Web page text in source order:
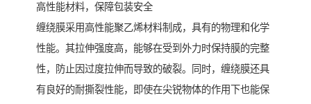
高性能材料，保障包装安全
缠绕膜采用高性能聚乙烯材料制成，具有的物理和化学
性能。其拉伸强度高，能够在受到外力时保持膜的完整
性，防止因过度拉伸而导致的破裂。同时，缠绕膜还具
有良好的耐撕裂性能，即使在尖锐物体的作用下也能保